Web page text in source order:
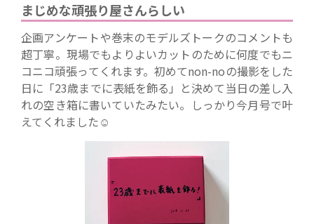
まじめな頑張り屋さんらしい
企画アンケートや巻末のモデルズトークのコメントも
超丁寧。現場でもよりよいカットのために何度でもニ
コニコ頑張ってくれます。初めてnon-noの撮影をした
日に「23歳までに表紙を飾る」と決めて当日の差し入
れの空き箱に書いていたみたい。しっかり今月号で叶
えてくれました☺